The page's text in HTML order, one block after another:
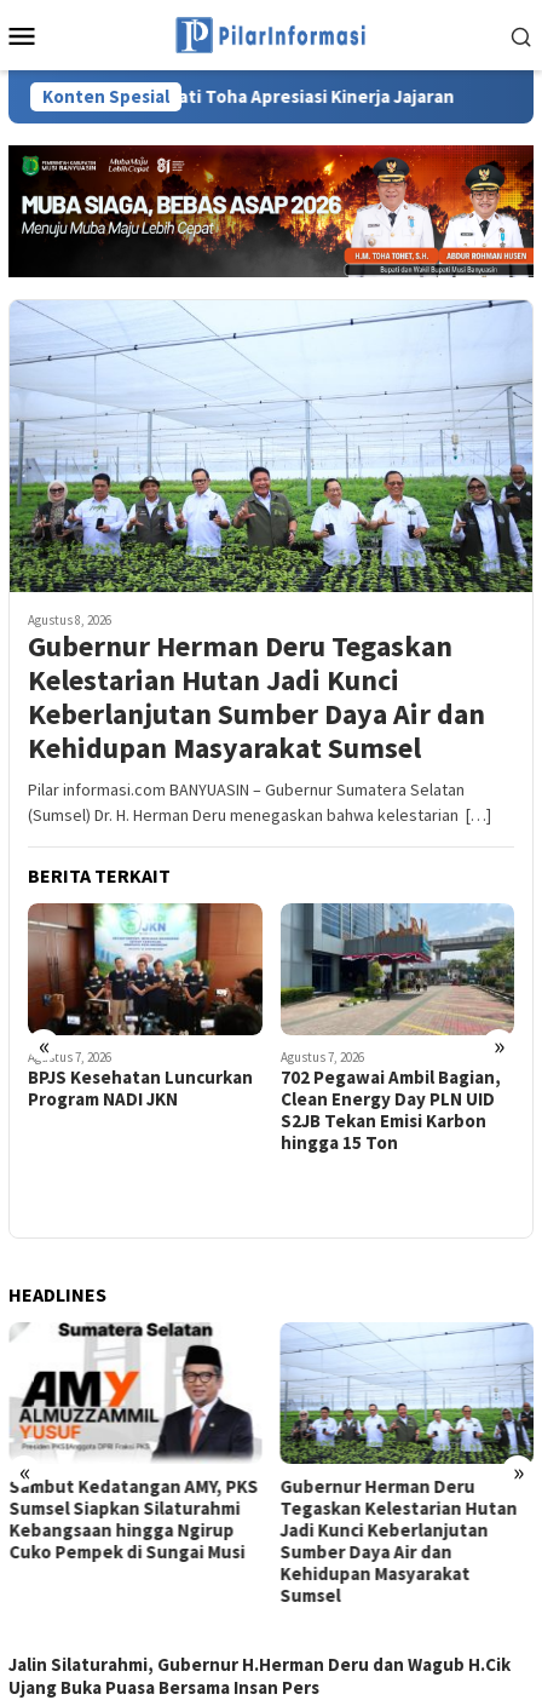
ke
Mobile
Konten Spesial
Bupati Toha Apresiasi Kinerja Jajaran Sambut
Agustus 8, 2026
Gubernur Herman Deru Tegaskan
Kelestarian Hutan Jadi Kunci
Keberlanjutan Sumber Daya Air dan
Kehidupan Masyarakat Sumsel
Pilar informasi.com BANYUASIN – Gubernur Sumatera Selatan
(Sumsel) Dr. H. Herman Deru menegaskan bahwa kelestarian […]
BERITA TERKAIT
« »
Agustus 7, 2026
BPJS Kesehatan Luncurkan
Program NADI JKN
Agustus 7, 2026
702 Pegawai Ambil Bagian,
Clean Energy Day PLN UID
S2JB Tekan Emisi Karbon
hingga 15 Ton
HEADLINES
« »
Sambut Kedatangan AMY, PKS
Sumsel Siapkan Silaturahmi
Kebangsaan hingga Ngirup
Cuko Pempek di Sungai Musi
Gubernur Herman Deru
Tegaskan Kelestarian Hutan
Jadi Kunci Keberlanjutan
Sumber Daya Air dan
Kehidupan Masyarakat
Sumsel
PILAR
INFORMASI
Jalin Silaturahmi, Gubernur H.Herman Deru dan Wagub H.Cik
Ujang Buka Puasa Bersama Insan Pers